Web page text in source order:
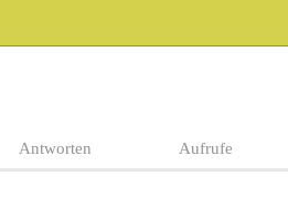
Antworten Aufrufe